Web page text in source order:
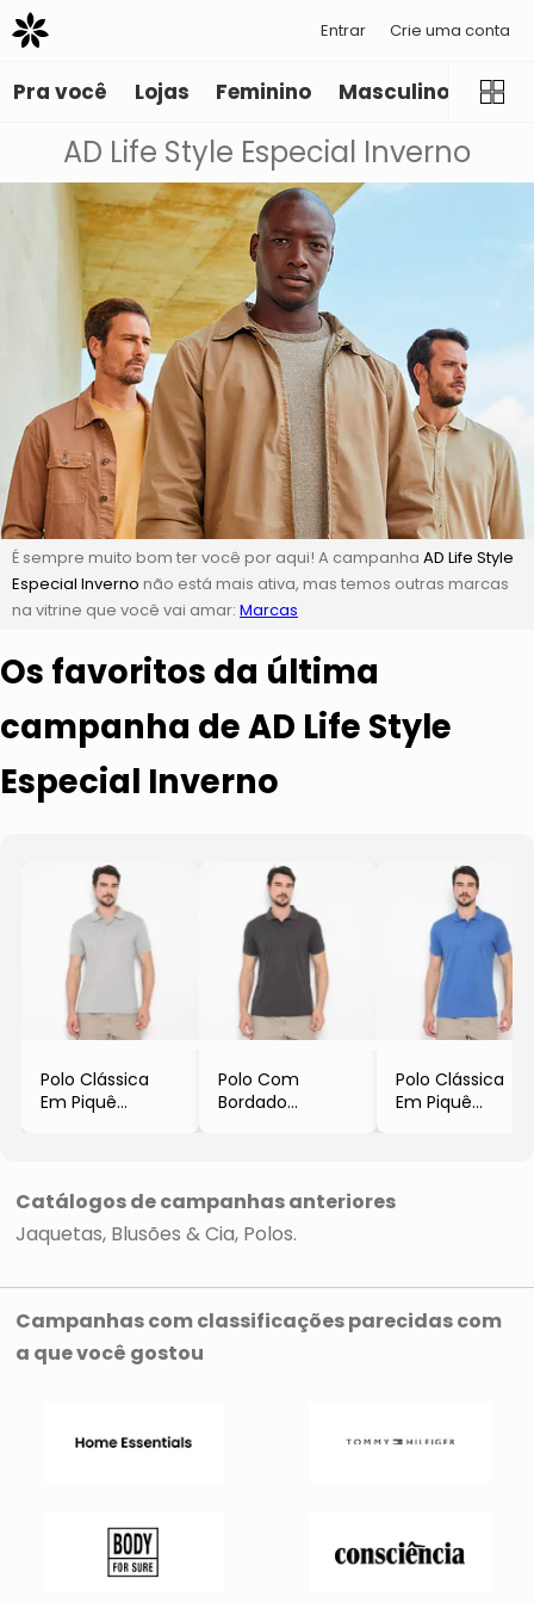
Entrar Crie uma conta
Pra você Lojas Feminino Masculino
AD Life Style Especial Inverno
É sempre muito bom ter você por aqui! A campanha AD Life Style
Especial Inverno não está mais ativa, mas temos outras marcas
na vitrine que você vai amar: Marcas
Os favoritos da última
campanha de AD Life Style
Especial Inverno
Polo Clássica
Em Piquê
Polo Com
Bordado
Polo Clássica
Em Piquê
Catálogos de campanhas anteriores
Jaquetas, Blusões & Cia Polos
Campanhas com classificações parecidas com
a que você gostou